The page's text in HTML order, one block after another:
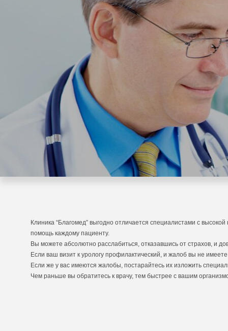
Клиника “Благомед” выгодно отличается специалистами с
помощь каждому пациенту.
Вы можете абсолютно расслабиться, отказавшись от страхов, и
Если ваш визит к урологу профилактический, и жалоб вы не
Если же у вас имеются жалобы, постарайтесь их изложить
Чем раньше вы обратитесь к врачу, тем быстрее с вашим